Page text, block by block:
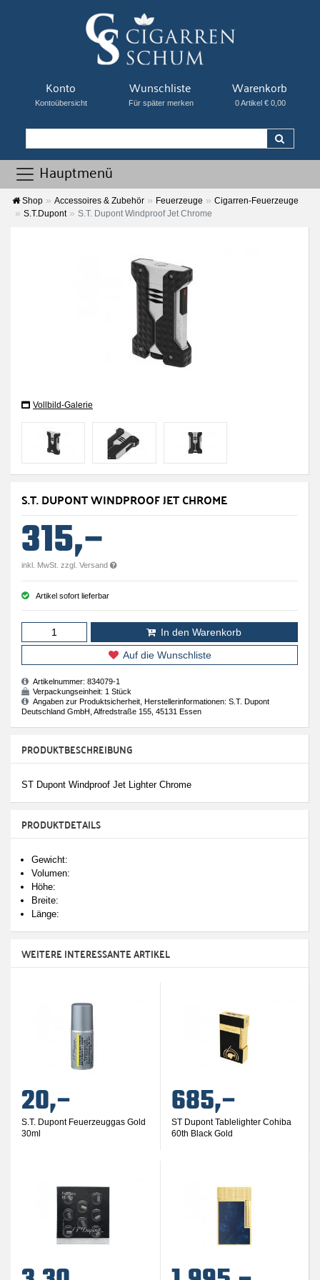
Konto
Kontoübersicht
Wunschliste
Für später merken
Warenkorb
0 Artikel € 0,00
Hauptmenü
Shop Accessoires & Zubehör Feuerzeuge
Cigarren-Feuerzeuge
S.T.Dupont
S.T. Dupont Windproof Jet Chrome
Vollbild-Galerie
S.T. DUPONT WINDPROOF JET CHROME
315,–
inkl. MwSt. zzgl. Versand
Artikel sofort lieferbar
In den Warenkorb
Auf die Wunschliste
Artikelnummer: 834079-1
Verpackungseinheit: 1 Stück
Angaben zur Produktsicherheit, Herstellerinformationen: S.T. Dupont
Deutschland GmbH, Alfredstraße 155, 45131 Essen
PRODUKTBESCHREIBUNG
ST Dupont Windproof Jet Lighter Chrome
PRODUKTDETAILS
Gewicht:
Volumen:
Höhe:
Breite:
Länge:
WEITERE INTERESSANTE ARTIKEL
20,–
S.T. Dupont Feuerzeuggas Gold
30ml
685,–
ST Dupont Tablelighter Cohiba
60th Black Gold